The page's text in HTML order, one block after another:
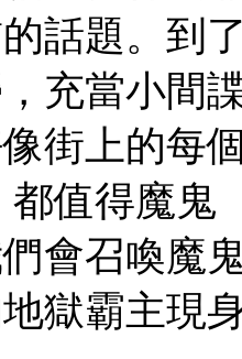
話題。到
充當小間
街上的每
都值得魔鬼
會召喚魔
獄霸主現